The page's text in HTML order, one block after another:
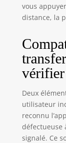
vous
distance, la
vérifier
Deux
utilisateur
reconnu
défectueuse
signalé. Ce